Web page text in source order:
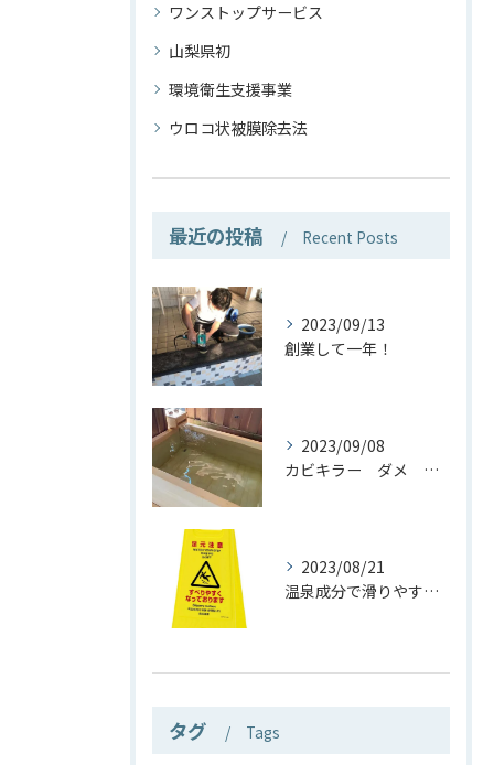
ワンストップサービス
山梨県初
環境衛生支援事業
ウロコ状被膜除去法
最近の投稿 Recent Posts
2023/09/13
創業して一年！
2023/09/08
カビキラー ダメ 絶対！
2023/08/21
温泉成分で滑りやすい？ほんと？
タグ Tags